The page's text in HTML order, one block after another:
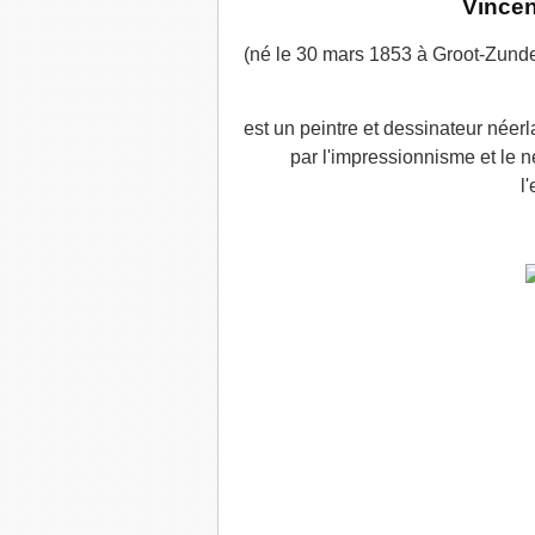
(né le 30 mars 1853 à Groot-
est un peintre et dessinateur
par l'impressionnisme et le